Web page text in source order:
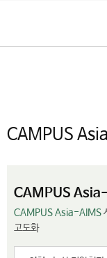
건
학
교
뉴CAMPUS
CAMPUS
CAMPUS Asia-AIMS
고도화